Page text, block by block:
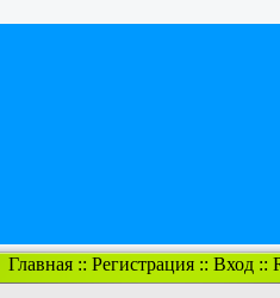
Главная:: Регистрация:: Вход::